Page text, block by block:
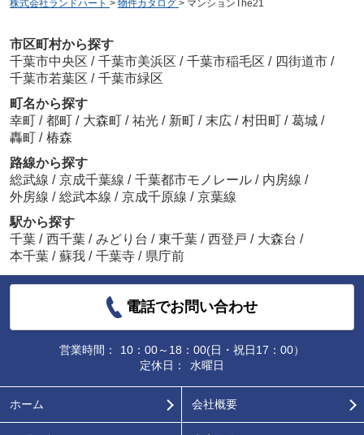
株式会社ランドハート > 物件カタログ > マンションThe21
市区町村から探す
千葉市中央区 / 千葉市美浜区 / 千葉市稲毛区 / 四街道市 /
千葉市若葉区 / 千葉市緑区
町名から探す
幸町 / 都町 / 大森町 / 祐光 / 新町 / 末広 / 村田町 / 葛城 /
轟町 / 椿森
路線から探す
総武線 / 京成千葉線 / 千葉都市モノレール / 内房線 /
外房線 / 総武本線 / 京成千原線 / 京葉線
駅から探す
千葉 / 西千葉 / みどり台 / 東千葉 / 西登戸 / 大森台 /
本千葉 / 蘇我 / 千葉寺 / 県庁前
電話でお問い合わせ
営業時間：
10：00～18：00(日・祝日17：00）
定休日：
水曜日
ホーム 会社概要